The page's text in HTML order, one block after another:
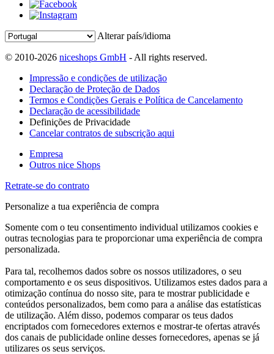
Alterar país/idioma
© 2010-2026 niceshops GmbH - All rights reserved.
Impressão e condições de utilização
Declaração de Proteção de Dados
Termos e Condições Gerais e Política de Cancelamento
Declaração de acessibilidade
Definições de Privacidade
Cancelar contratos de subscrição aqui
Empresa
Outros nice Shops
Retrate-se do contrato
Personalize a tua experiência de compra
Somente com o teu consentimento individual utilizamos cookies e
outras tecnologias para te proporcionar uma experiência de compra
personalizada.
Para tal, recolhemos dados sobre os nossos utilizadores, o seu
comportamento e os seus dispositivos. Utilizamos estes dados para a
otimização contínua do nosso site, para te mostrar publicidade e
conteúdos personalizados, bem como para a análise das estatísticas
de utilização. Além disso, podemos comparar os teus dados
encriptados com fornecedores externos e mostrar-te ofertas através
dos canais de publicidade online desses fornecedores, apenas se já
utilizares os seus serviços.